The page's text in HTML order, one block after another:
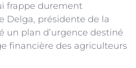
frappe durement
Delga, présidente de la
un plan d’urgence destiné
financière des agriculteurs